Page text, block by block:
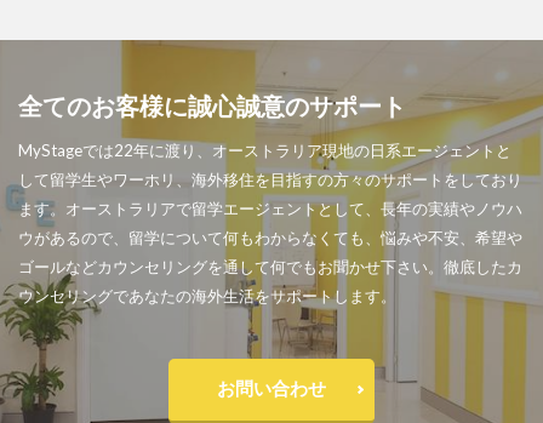
全てのお客様に誠心誠意のサポート
MyStageでは22年に渡り、オーストラリア現地の日系エージェントと
して留学生やワーホリ、海外移住を目指すの方々のサポートをしており
ます。オーストラリアで留学エージェントとして、長年の実績やノウハ
ウがあるので、留学について何もわからなくても、悩みや不安、希望や
ゴールなどカウンセリングを通して何でもお聞かせ下さい。徹底したカ
ウンセリングであなたの海外生活をサポートします。
お問い合わせ